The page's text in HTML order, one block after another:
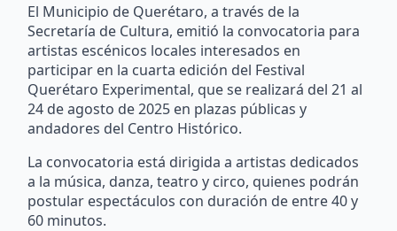
El Municipio de Querétaro, a través de la
Secretaría de Cultura, emitió la convocatoria para
artistas escénicos locales interesados en
participar en la cuarta edición del Festival
Querétaro Experimental, que se realizará del 21 al
24 de agosto de 2025 en plazas públicas y
andadores del Centro Histórico.
La convocatoria está dirigida a artistas dedicados
a la música, danza, teatro y circo, quienes podrán
postular espectáculos con duración de entre 40 y
60 minutos.